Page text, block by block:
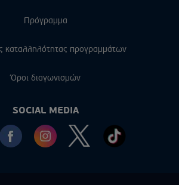
Πρόγραμμα
καταλληλότητας προγραμμάτων
Όροι διαγωνισμών
SOCIAL MEDIA